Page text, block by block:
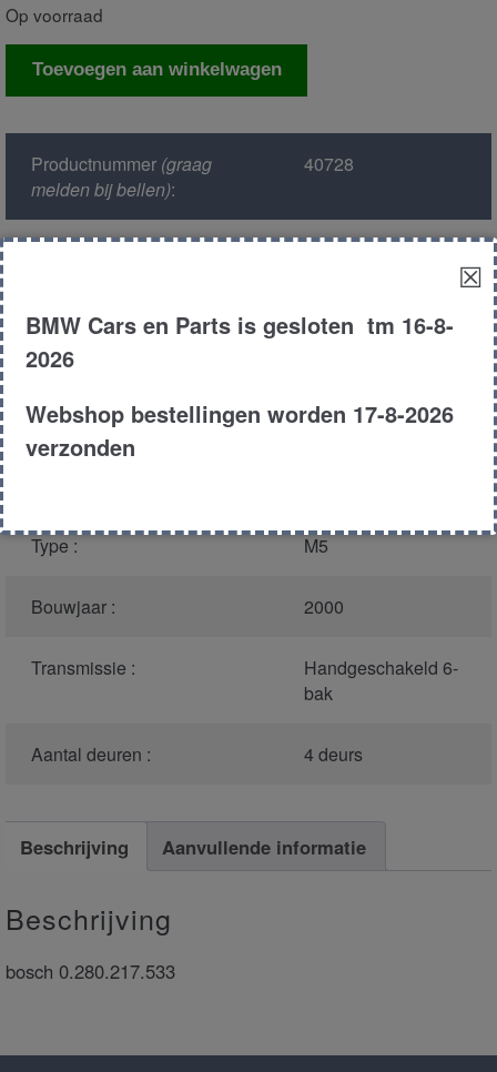
Op voorraad
Luchtmassameter
Toevoegen aan winkelwagen
Productnummer(graag
melden bij bellen):
40728
Model : E39
Kleur :
416 -
Carbonschawarz
Carroserie : Sedan
Type : M5
Bouwjaar : 2000
Transmissie :
Handgeschakeld 6-
bak
Aantal deuren : 4 deurs
Beschrijving Aanvullende informatie
Beschrijving
bosch 0.280.217.533
☒
BMW Cars en Parts is gesloten tm 16-8-
2026
Webshop bestellingen worden 17-8-2026
verzonden